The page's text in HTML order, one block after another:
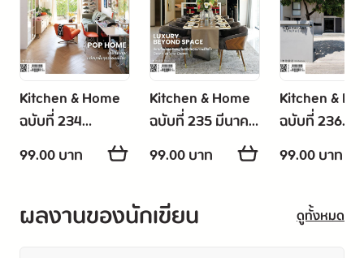
เรียนธุรกิจร้านเอิญมณี
ย่านเอกมัย ของสองเชฟเจ้าของร้านที่มีชื่อ
เสียงจากรายการ MasterChef Thailand ซีซั่น 3
Flower Corner: จังหวะของการผลิบานครั้งใหม่ A
Reborn Spirit
การเกิดใหม่ที่ไม่ได้เริ่มต้นจากศูนย์ แต่เป็นการนำ
ประสบการณ์ทั้งหมดที่มีทั้งสุขและทุกข์มาหลอมรวมกันเป็นพลัง
บทใหม่ของชีวิตที่สดใสและสวยงาม
Kitchen & Home
ฉบับที่ 234
กุมภาพันธ์ 2569
99.00 บาท
Kitchen & Home
ฉบับที่ 235 มีนาคม
2569
99.00 บาท
Kitchen &
ฉบับที่ 236
เมษายน 2569
99.00 บาท
ผลงานของนักเขียน ดูทั้งหมด